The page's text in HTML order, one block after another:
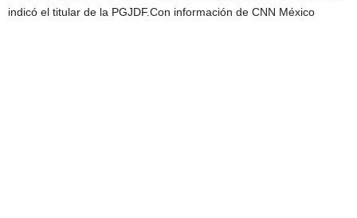
indicó el titular de la PGJDF.Con información de CNN México